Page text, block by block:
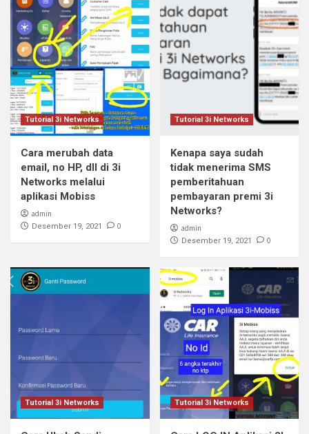
Tutorial 3i Networks
Cara merubah data
email, no HP, dll di 3i
Networks melalui
aplikasi Mobiss
admin
Desember 19, 2021 0
Tutorial 3i Networks
Kenapa saya sudah
tidak menerima SMS
pemberitahuan
pembayaran premi 3i
Networks?
admin
Desember 19, 2021 0
Tutorial 3i Networks Tutorial 3i Networks